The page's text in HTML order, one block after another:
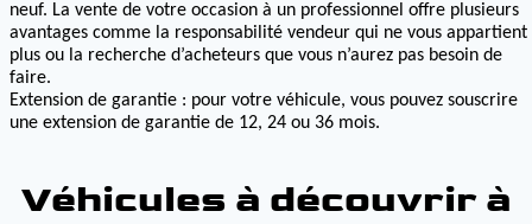
neuf. La vente de votre occasion à un professionnel offre plusieurs
avantages comme la responsabilité vendeur qui ne vous appartient
plus ou la recherche d’acheteurs que vous n’aurez pas besoin de
faire.
Extension de garantie : pour votre véhicule, vous pouvez souscrire
une extension de garantie de 12, 24 ou 36 mois.
Véhicules à découvrir à